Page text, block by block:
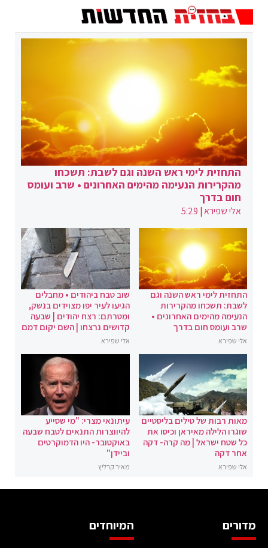
התחזית לימי ראש השנה וגם לשבת: תשכחו
מהקרירות הנעימה מהימים האחרונים • שרב ועומס
חום בדרך
אלי שפירא|
5:29
התחזית לימי ראש השנה וגם
לשבת: תשכחו מהקרירות
הנעימה מהימים האחרונים •
שרב ועומס חום בדרך
אלי שפירא
שוב טבח ביהודים • מחבלים
הגיעו לעיר יפו מצוידים בנשק,
ומטרתם: רצח יהודים | שבעה
קדושים נרצחו | השם יקום דמם
אלי שפירא
מאות רבות של טילים בליסטיים
שוגרו הלילה מאיראן וכיסו את
כל שטח ישראל | מה קרה- דקה
אחר דקה
אלי שפירא
עיתונאי מצרי: "מי שסייע
להיווצרות התנאים לטבח שבעה
באוקטובר- היו הדמוקרטים
וביידן"
מאיר קרליץ
מדורים המיוחדים